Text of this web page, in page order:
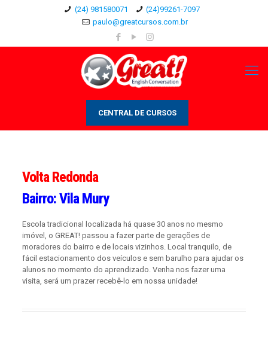
(24) 981580071
(24)99261-7097
paulo@greatcursos.com.br
CENTRAL DE CURSOS
Volta Redonda
Bairro: Vila Mury
Escola tradicional localizada há quase 30 anos no mesmo
imóvel, o GREAT! passou a fazer parte de gerações de
moradores do bairro e de locais vizinhos. Local tranquilo, de
fácil estacionamento dos veículos e sem barulho para ajudar os
alunos no momento do aprendizado. Venha nos fazer uma
visita, será um prazer recebê-lo em nossa unidade!